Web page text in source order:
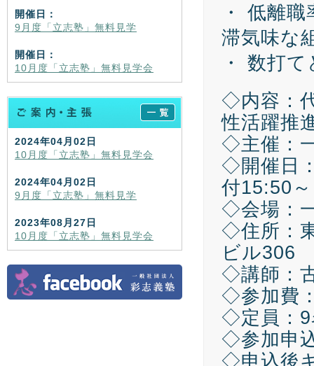
・ 低離
滞気味な
・ 数打
◇内容：
性活躍推
◇主催：
◇開催日
付15:50
◇会場：
◇住所：
ビル306
◇講師：
◇参加費
◇定員：9
◇参加申
◇申込後
開催日：
9月度「立志塾」無料見学
開催日：
10月度「立志塾」無料見学会
2024年04月02日
10月度「立志塾」無料見学会
2024年04月02日
9月度「立志塾」無料見学
2023年08月27日
10月度「立志塾」無料見学会